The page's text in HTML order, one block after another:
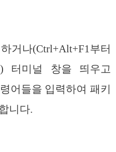
거나(Ctrl+Alt+F1부터
터미널 창을 띄우고
어들을 입력하여 패키
니다.